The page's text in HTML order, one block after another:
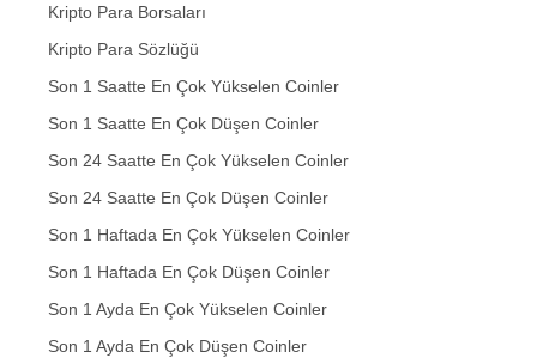
Kripto Para Borsaları
Kripto Para Sözlüğü
Son 1 Saatte En Çok Yükselen Coinler
Son 1 Saatte En Çok Düşen Coinler
Son 24 Saatte En Çok Yükselen Coinler
Son 24 Saatte En Çok Düşen Coinler
Son 1 Haftada En Çok Yükselen Coinler
Son 1 Haftada En Çok Düşen Coinler
Son 1 Ayda En Çok Yükselen Coinler
Son 1 Ayda En Çok Düşen Coinler